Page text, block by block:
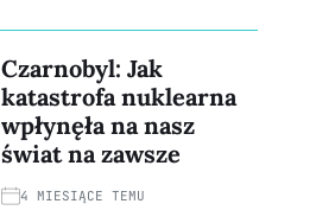
Czarnobyl: Jak
katastrofa nuklearna
wpłynęła na nasz
świat na zawsze
4 MIESIĄCE TEMU